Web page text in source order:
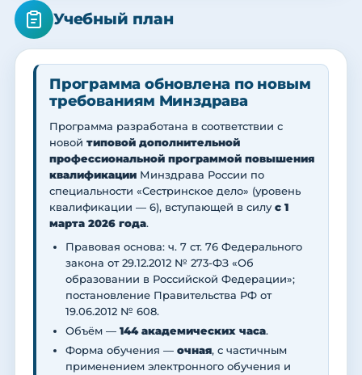
Учебный план
Программа обновлена по новым
требованиям Минздрава
Программа разработана в соответствии с
новой типовой дополнительной
профессиональной программой повышения
квалификации Минздрава России по
специальности «Сестринское дело» (уровень
квалификации — 6), вступающей в силус 1
марта 2026 года.
Правовая основа: ч. 7 ст. 76 Федерального
закона от 29.12.2012 № 273-ФЗ «Об
образовании в Российской Федерации»;
постановление Правительства РФ от
19.06.2012 № 608.
Объём — 144 академических часа.
Форма обучения — очная, с частичным
применением электронного обучения и